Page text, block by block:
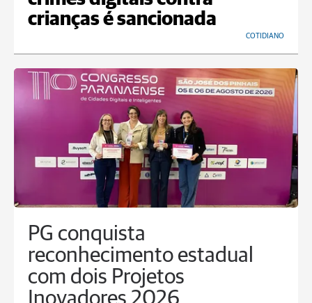
crianças é sancionada
COTIDIANO
PG conquista
reconhecimento estadual
com dois Projetos